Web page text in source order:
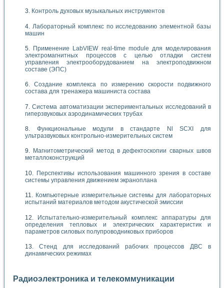
Контроль духовых музыкальных инструментов
Лабораторный комплекс по исследованию элементной базы
машин
Применение LabVIEW real-time module для моделирования
электромагнитных процессов с целью отладки систем
управления электрооборудованием на электроподвижном
составе (ЭПС)
Создание комплекса по измерению скорости подвижного
состава для тренажера машиниста состава
Система автоматизации экспериментальных исследований в
гиперзвуковых аэродинамических трубах
Функциональные модули в стандарте Nl SCXI для
ультразвуковых контрольно-измерительных систем
Магнитометрический метод в дефектоскопии сварных швов
металлоконструкций
Перспективы использования машинного зрения в составе
системы управления движением экраноплана
Компьютерные измерительные системы для лабораторных
испытаний материалов методом акустической эмиссии
Испытательно-измерительный комплекс аппаратуры для
определения тепловых и электрических характеристик и
параметров силовых полупроводниковых приборов
Стенд для исследований рабочих процессов ДВС в
динамических режимах
Радиоэлектроника и телекоммуникации